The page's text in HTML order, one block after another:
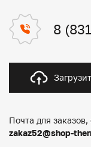
8
Почта для
zakaz52@shop-